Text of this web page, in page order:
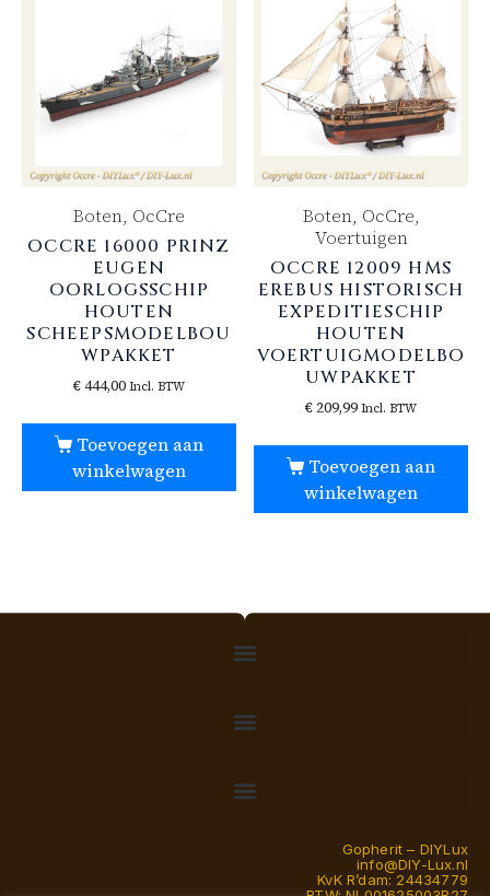
Boten, OcCre
OCCRE 16000 PRINZ
EUGEN
OORLOGSSCHIP
HOUTEN
SCHEEPSMODELBOU
WPAKKET
€444,00 Incl. BTW
Toevoegen aan
winkelwagen
Boten, OcCre,
Voertuigen
OCCRE 12009 HMS
EREBUS HISTORISCH
EXPEDITIESCHIP
HOUTEN
VOERTUIGMODELBO
UWPAKKET
€ 209,99 Incl. BTW
Toevoegen aan
winkelwagen
Gopherit – DIYLux
info@DIY-Lux.nl
KvK R’dam: 24434779